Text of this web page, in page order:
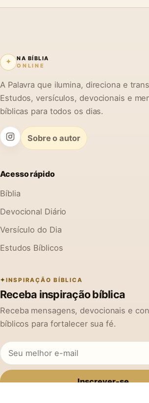
✦
NA BÍBLIA
ONLINE
A Palavra que ilumina, direciona e
Estudos, versículos, devocionais e
bíblicas para todos os dias.
Sobre o autor
Acesso rápido
Bíblia
Devocional Diário
Versículo do Dia
Estudos Bíblicos
INSPIRAÇÃO BÍBLICA
Receba inspiração bíblica
Receba mensagens, devocionais e
bíblicos para fortalecer sua fé.
Inscrever-se